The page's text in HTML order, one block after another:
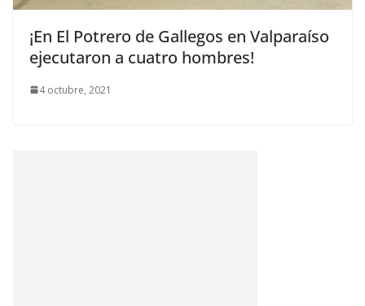
¡En El Potrero de Gallegos en Valparaíso
ejecutaron a cuatro hombres!
4 octubre, 2021